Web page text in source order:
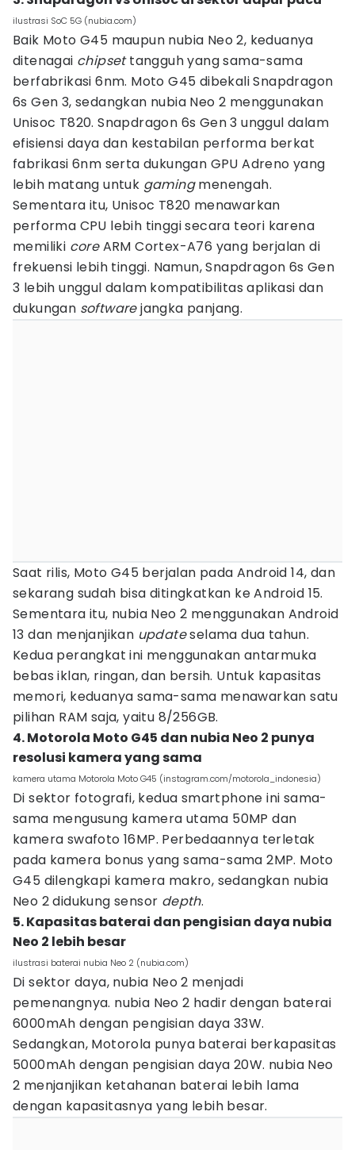
ilustrasi SoC 5G (nubia.com)
Baik Moto G45 maupun nubia Neo 2, keduanya
ditenagai chipsettangguh yang sama-sama
berfabrikasi 6nm. Moto G45 dibekali Snapdragon
6s Gen 3, sedangkan nubia Neo 2 menggunakan
Unisoc T820. Snapdragon 6s Gen 3 unggul dalam
efisiensi daya dan kestabilan performa berkat
fabrikasi 6nm serta dukungan GPU Adreno yang
lebih matang untuk gamingmenengah.
Sementara itu, Unisoc T820 menawarkan
performa CPU lebih tinggi secara teori karena
memiliki coreARM Cortex-A76 yang berjalan di
frekuensi lebih tinggi. Namun, Snapdragon 6s Gen
3 lebih unggul dalam kompatibilitas aplikasi dan
dukungan softwarejangka panjang.
Saat rilis, Moto G45 berjalan pada Android 14, dan
sekarang sudah bisa ditingkatkan ke Android 15.
Sementara itu, nubia Neo 2 menggunakan Android
13 dan menjanjikan updateselama dua tahun.
Kedua perangkat ini menggunakan antarmuka
bebas iklan, ringan, dan bersih. Untuk kapasitas
memori, keduanya sama-sama menawarkan satu
pilihan RAM saja, yaitu 8/256GB.
4. Motorola Moto G45 dan nubia Neo 2 punya
resolusi kamera yang sama
kamera utama Motorola Moto G45 (instagram.com/motorola_indonesia)
Di sektor fotografi, kedua smartphone ini sama-
sama mengusung kamera utama 50MP dan
kamera swafoto 16MP. Perbedaannya terletak
pada kamera bonus yang sama-sama 2MP. Moto
G45 dilengkapi kamera makro, sedangkan nubia
Neo 2 didukung sensor depth.
5. Kapasitas baterai dan pengisian daya nubia
Neo 2 lebih besar
ilustrasi baterai nubia Neo 2 (nubia.com)
Di sektor daya, nubia Neo 2 menjadi
pemenangnya. nubia Neo 2 hadir dengan baterai
6000mAh dengan pengisian daya 33W.
Sedangkan, Motorola punya baterai berkapasitas
5000mAh dengan pengisian daya 20W. nubia Neo
2 menjanjikan ketahanan baterai lebih lama
dengan kapasitasnya yang lebih besar.